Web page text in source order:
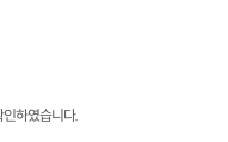
하였습니다.